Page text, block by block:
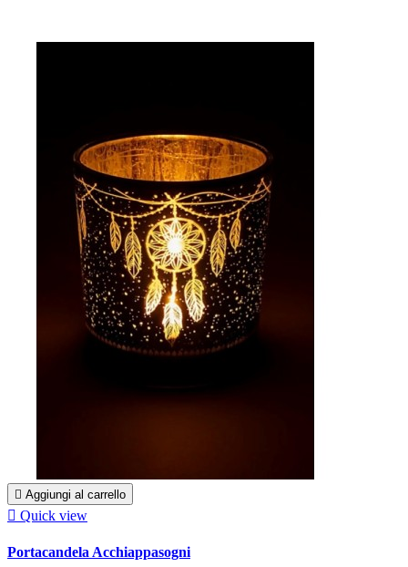
 Aggiungi al carrello
 Quick view
Portacandela Acchiappasogni